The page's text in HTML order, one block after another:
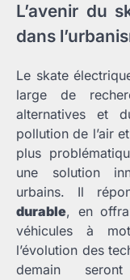
L’avenir du
dans
Le skate
large de
alternatives et
pollution de l’air
plus
une solution
urbains. Il
durable, en
véhicules à
l’évolution des
demain